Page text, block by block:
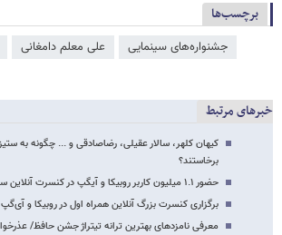
برچسب‌ها
جشنواره‌های سینمایی علی معلم دامغانی
خبرهای مرتبط
برخاستند؟
حضور ۱.۱ میلیون کاربر روبیکا و آیگپ در کنسرت آنلاین سالار عقیلی
برگزاری کنسرت بزرگ آنلاین همراه اول در روبیکا و آی‌گپ
معرفی نامزدهای بهترین ترانه تیتراژ جشن حافظ/